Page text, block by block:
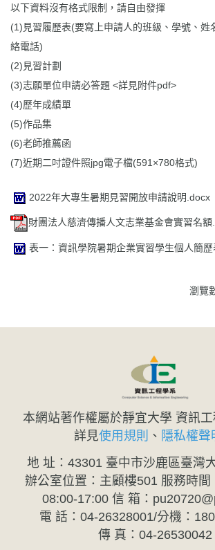
以下資料沒有格式限制，請自由發揮
(1)見習履歷表(要寫上申請人的班級、學號、姓
絡電話)
(2)見習計劃
(3)志願單位申請必答題 <詳見附件pdf>
(4)歷年成績單
(5)作品集
(6)老師推薦函
(7)近期二吋證件照jpg電子檔(591×780格式)
2022年大專生暑期見習開放申請說明.docx
財團法人慈濟傳播人文志業基金會實習名額
表一：資訊學院暑期企業實習學生個人簡
瀏覽
本網站著作權屬於靜宜大學 資訊
詳見使用規則 、 隱私權聲
地 址：43301 臺中市沙鹿區臺灣
辦公室位置：主顧樓501 服務時間
08:00-17:00 信 箱：
電 話：04-26328001/分機：
傳 真：04-26530042